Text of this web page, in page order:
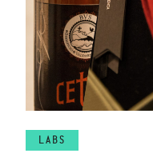
LABS